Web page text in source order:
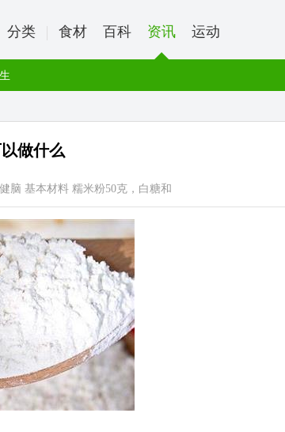
分类 食材 百科 资讯 运动
做什么
脑 基本材料 糯米粉50克，白糖和